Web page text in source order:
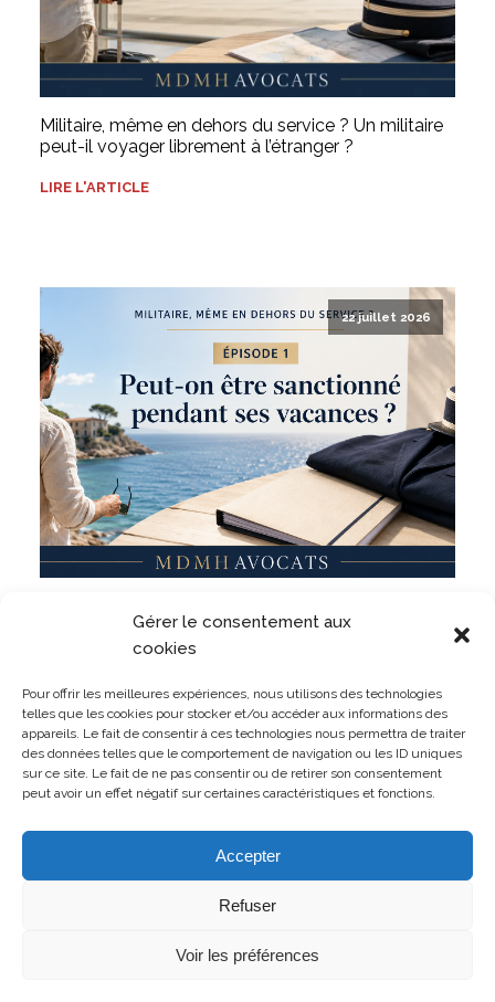
Gérer le consentement aux
cookies
Pour offrir les meilleures expériences, nous utilisons des technologies
telles que les cookies pour stocker et/ou accéder aux informations des
appareils. Le fait de consentir à ces technologies nous permettra de traiter
des données telles que le comportement de navigation ou les ID uniques
sur ce site. Le fait de ne pas consentir ou de retirer son consentement
peut avoir un effet négatif sur certaines caractéristiques et fonctions.
Accepter
Refuser
Voir les préférences
Militaire, même en dehors du service ? Un militaire
peut-il voyager librement à l’étranger ?
LIRE L'ARTICLE
22 juillet 2026
peut-il être sanctionné pour des faits commis
pendant ses vacances ?
LIRE L'ARTICLE
TOUTES LES PUBLICATIONS